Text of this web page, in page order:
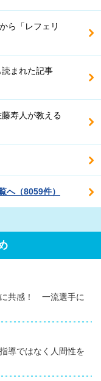
ら「レフェリ
読まれた記事
寿人が教える
へ（8059件）
共感！ 一流選手に
導ではなく人間性を